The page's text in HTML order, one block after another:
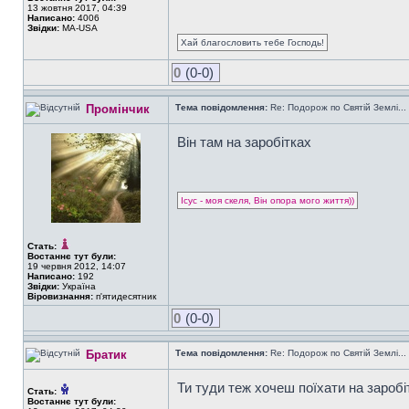
13 жовтня 2017, 04:39
Написано: 4006
Звідки: MA-USA
Хай благословить тебе Господь!
0 (0-0)
Промінчик Тема повідомлення: Re: Подорож по Святій Землі...
Стать:
Востаннє тут були:
19 червня 2012, 14:07
Написано: 192
Звідки: Україна
Віровизнання: п'ятидесятник
Він там на заробітках
Ісус - моя скеля, Він опора мого життя))
0 (0-0)
Братик Тема повідомлення: Re: Подорож по Святій Землі...
Стать:
Востаннє тут були:
Ти туди теж хочеш поїхати на